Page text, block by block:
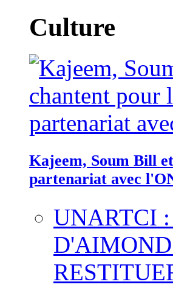
Culture
Kajeem, Soum Bill
partenariat avec
UNARTCI